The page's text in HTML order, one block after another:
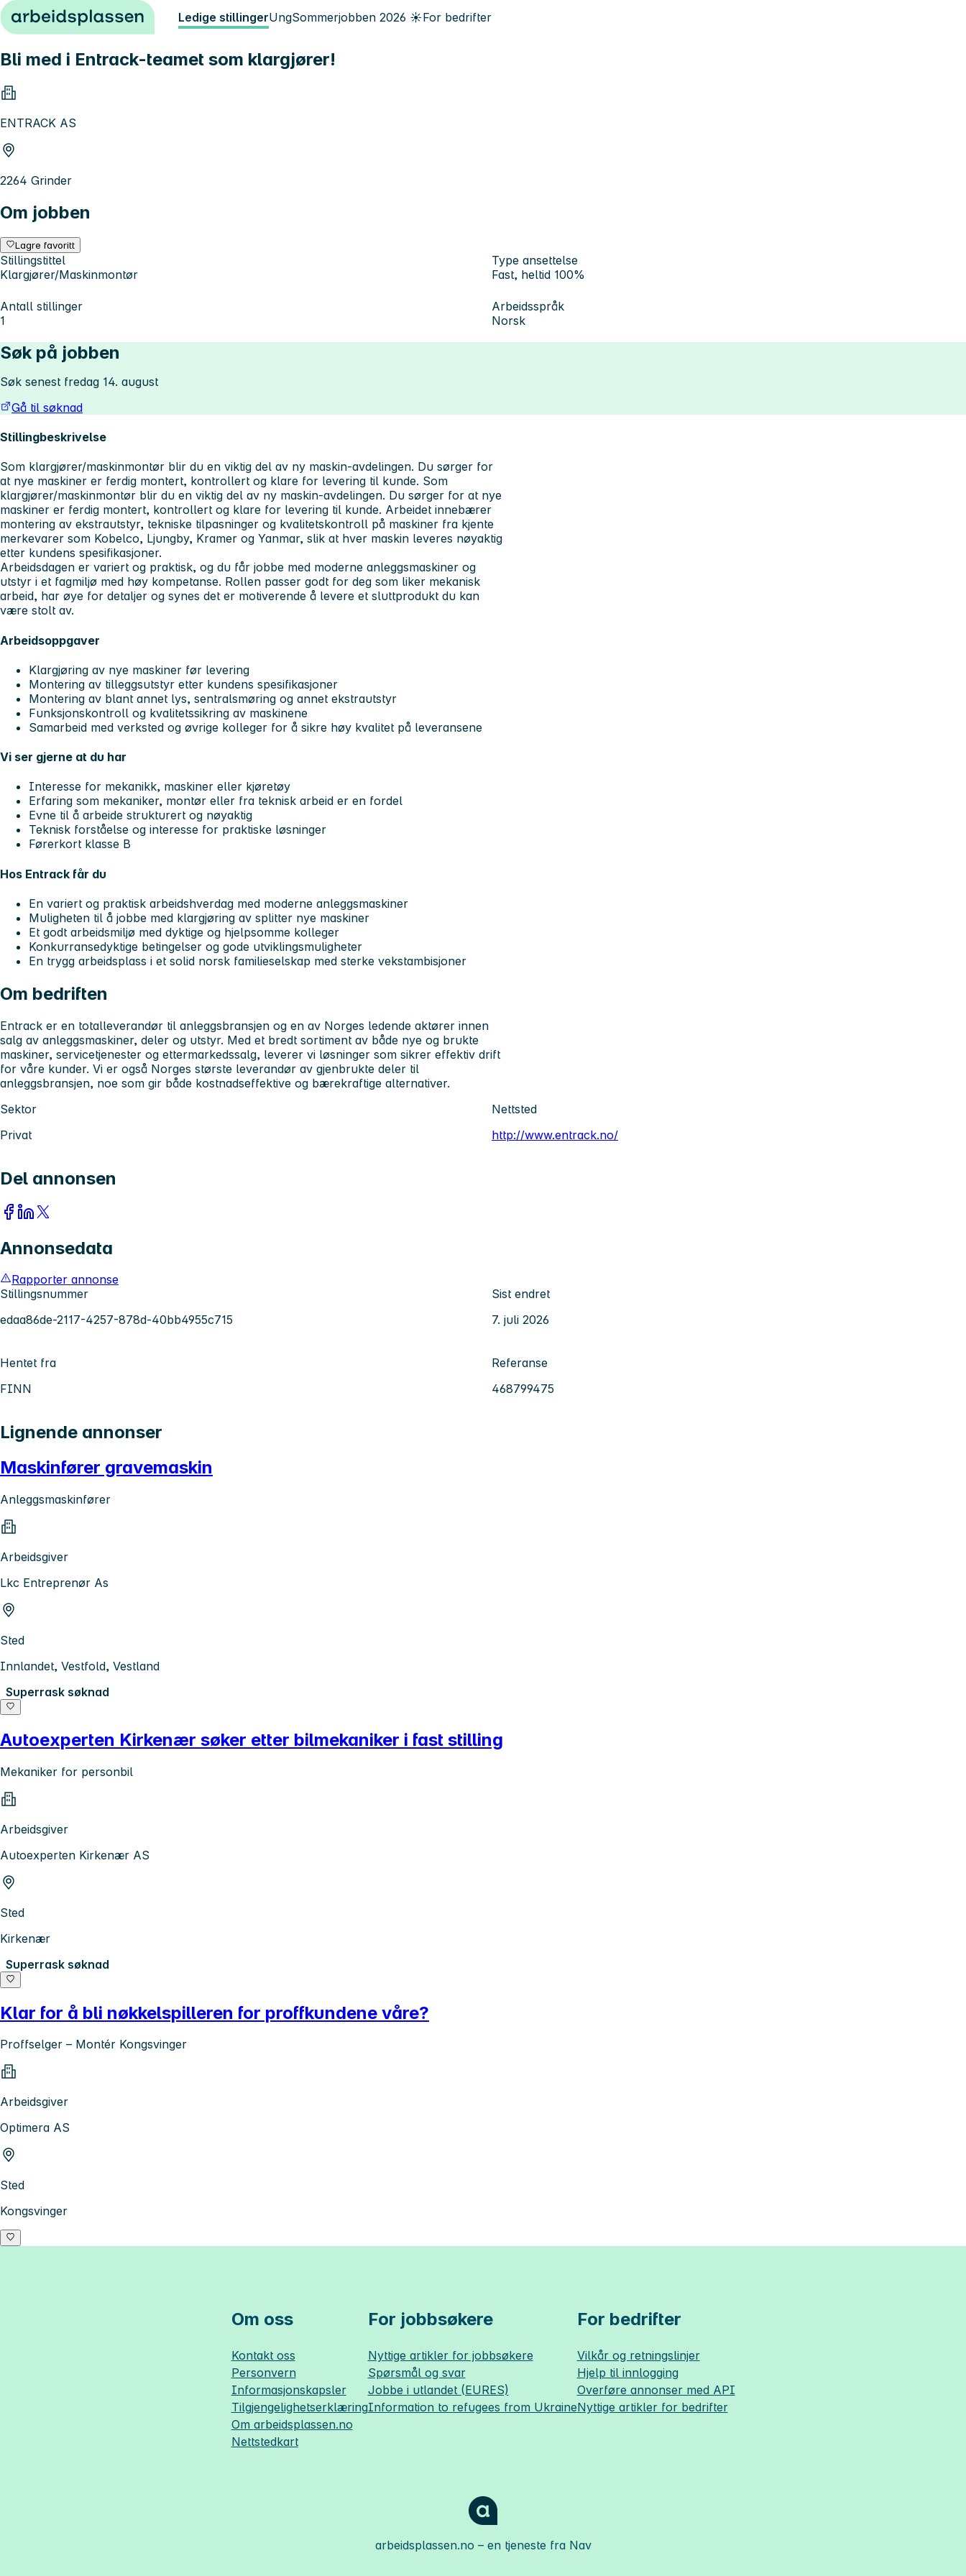
Hopp til innhold Ledige stillingerUngSommerjobben 2026 ☀️For bedrifter
Bli med i Entrack-teamet som klargjører!
ENTRACK AS
2264 Grinder
Om jobben
Lagre favoritt
Stillingstittel
Klargjører/Maskinmontør
Type ansettelse
Fast, heltid 100%
Antall stillinger
1
Arbeidsspråk
Norsk
Søk på jobben
Søk senest fredag 14. august
Gå til søknad
Stillingbeskrivelse
Som klargjører/maskinmontør blir du en viktig del av ny maskin-avdelingen. Du sørger for
at nye maskiner er ferdig montert, kontrollert og klare for levering til kunde. Som
klargjører/maskinmontør blir du en viktig del av ny maskin-avdelingen. Du sørger for at nye
maskiner er ferdig montert, kontrollert og klare for levering til kunde. Arbeidet innebærer
montering av ekstrautstyr, tekniske tilpasninger og kvalitetskontroll på maskiner fra kjente
merkevarer som Kobelco, Ljungby, Kramer og Yanmar, slik at hver maskin leveres nøyaktig
etter kundens spesifikasjoner.
Arbeidsdagen er variert og praktisk, og du får jobbe med moderne anleggsmaskiner og
utstyr i et fagmiljø med høy kompetanse. Rollen passer godt for deg som liker mekanisk
arbeid, har øye for detaljer og synes det er motiverende å levere et sluttprodukt du kan
være stolt av.
Arbeidsoppgaver
Klargjøring av nye maskiner før levering
Montering av tilleggsutstyr etter kundens spesifikasjoner
Montering av blant annet lys, sentralsmøring og annet ekstrautstyr
Funksjonskontroll og kvalitetssikring av maskinene
Samarbeid med verksted og øvrige kolleger for å sikre høy kvalitet på leveransene
Vi ser gjerne at du har
Interesse for mekanikk, maskiner eller kjøretøy
Erfaring som mekaniker, montør eller fra teknisk arbeid er en fordel
Evne til å arbeide strukturert og nøyaktig
Teknisk forståelse og interesse for praktiske løsninger
Førerkort klasse B
Hos Entrack får du
En variert og praktisk arbeidshverdag med moderne anleggsmaskiner
Muligheten til å jobbe med klargjøring av splitter nye maskiner
Et godt arbeidsmiljø med dyktige og hjelpsomme kolleger
Konkurransedyktige betingelser og gode utviklingsmuligheter
En trygg arbeidsplass i et solid norsk familieselskap med sterke vekstambisjoner
Om bedriften
Entrack er en totalleverandør til anleggsbransjen og en av Norges ledende aktører innen
salg av anleggsmaskiner, deler og utstyr. Med et bredt sortiment av både nye og brukte
maskiner, servicetjenester og ettermarkedssalg, leverer vi løsninger som sikrer effektiv drift
for våre kunder. Vi er også Norges største leverandør av gjenbrukte deler til
anleggsbransjen, noe som gir både kostnadseffektive og bærekraftige alternativer.
Sektor
Privat
Nettsted
http://www.entrack.no/
Del annonsen
Annonsedata
Rapporter annonse
Stillingsnummer
edaa86de-2117-4257-878d-40bb4955c715
Sist endret
7. juli 2026
Hentet fra
FINN
Referanse
468799475
Lignende annonser
Maskinfører gravemaskin
Anleggsmaskinfører
Arbeidsgiver
Lkc Entreprenør As
Sted
Innlandet, Vestfold, Vestland
Superrask søknad
Autoexperten Kirkenær søker etter bilmekaniker i fast stilling
Mekaniker for personbil
Arbeidsgiver
Autoexperten Kirkenær AS
Sted
Kirkenær
Superrask søknad
Klar for å bli nøkkelspilleren for proffkundene våre?
Proffselger – Montér Kongsvinger
Arbeidsgiver
Optimera AS
Sted
Kongsvinger
Om oss
Kontakt oss
Personvern
Informasjonskapsler
Tilgjengelighetserklæring
Om arbeidsplassen.no
Nettstedkart
For jobbsøkere
Nyttige artikler for jobbsøkere
Spørsmål og svar
Jobbe i utlandet (EURES)
Information to refugees from Ukraine
For bedrifter
Vilkår og retningslinjer
Hjelp til innlogging
Overføre annonser med API
Nyttige artikler for bedrifter
arbeidsplassen.no – en tjeneste fra Nav